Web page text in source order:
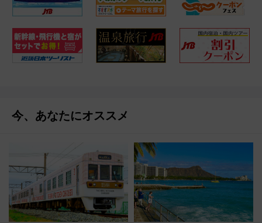
今、あなたにオススメ